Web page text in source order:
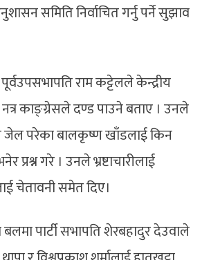
समिति निर्वाचित गर्नु पर्ने सुझाव
राम कट्टेलले केन्द्रीय
काङ्ग्रेसले दण्ड पाउने बताए । उनले
जेल परेका बालकृष्ण खाँडलाई किन
प्रश्न गरे । उनले भ्रष्टाचारीलाई
चेतावनी समेत दिए।
पार्टी सभापति शेरबहादुर देउवाले